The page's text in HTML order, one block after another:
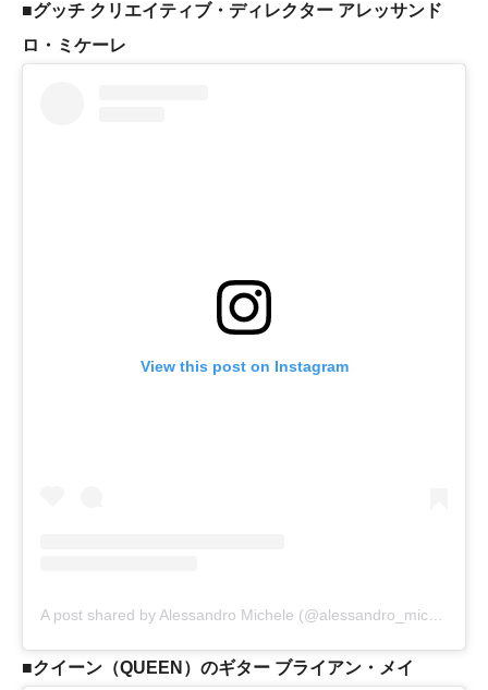
■グッチ クリエイティブ・ディレクター アレッサンド
ロ・ミケーレ
View this post on Instagram
A post shared by Alessandro Michele (@alessandro_michele)
■クイーン（QUEEN）のギター ブライアン・メイ